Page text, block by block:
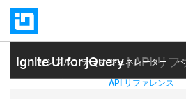
Ignite UI for jQuery| API リ
サンプル テーマ ジェネレーター
ヘルプ トピック API リファレンス